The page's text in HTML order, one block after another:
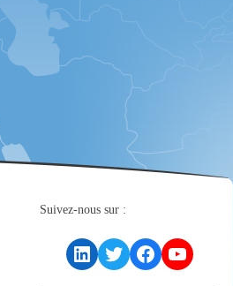
Suivez-nous sur :
LinkedIn
TwitterFacebook
YouTube